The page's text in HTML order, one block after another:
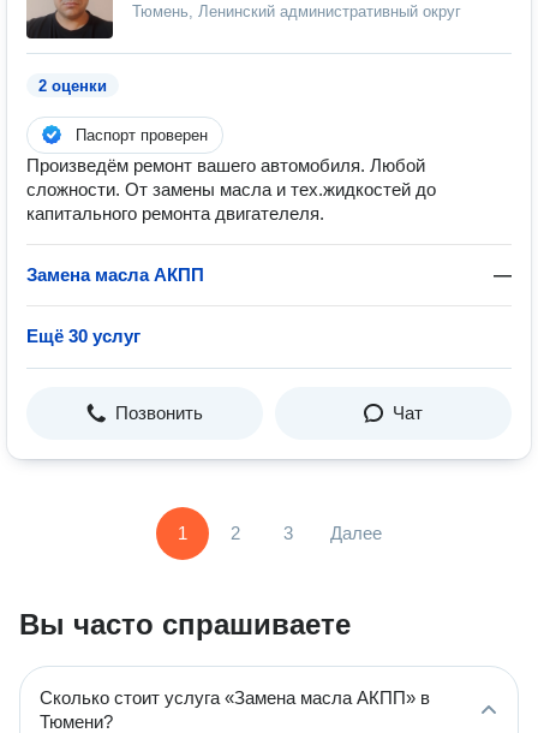
Тюмень, Ленинский административный округ
2 оценки
Паспорт проверен
Произведём ремонт вашего автомобиля. Любой
сложности. От замены масла и тех.жидкостей до
капитального ремонта двигателеля.
Замена масла АКПП —
Ещё 30 услуг
Позвонить Чат
1 2 3 Далее
Вы часто спрашиваете
Сколько стоит услуга «Замена масла АКПП» в
Тюмени?